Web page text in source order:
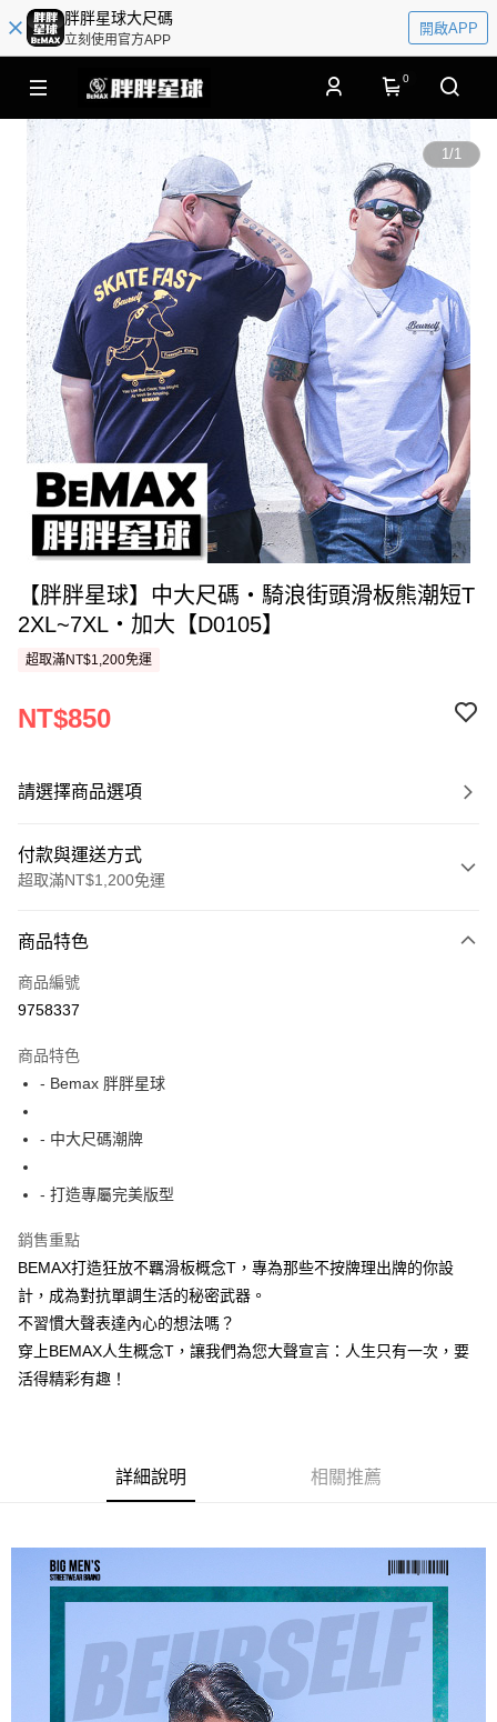
胖胖星球大尺碼
立刻使用官方APP
開啟APP
0
1/1
【胖胖星球】中大尺碼‧騎浪街頭滑板熊潮短T
2XL~7XL‧加大【D0105】
超取滿NT$1,200免運
NT$850
請選擇商品選項
付款與運送方式
超取滿NT$1,200免運
信用卡一次付款
超商取貨付款
Apple Pay
街口支付
AFTEE先享後付
相關說明
AFTEE先享後付是「在收到商品之後才付款」的支付方式。 讓您購物簡單
便利好安心！
１．簡單：不需註冊會員、不需綁卡、不需儲值。
２．便利：只要手機號碼，簡訊認證，即可結帳。
３．安心：先確認商品／服務後，再付款。
３．收到繳費通知簡訊後14天內，點擊此簡訊中的連結，可透過四大超商／
※ 交易是否成功請以「AFTEE先享後付 」之結帳頁面顯示為準，若有關於
是否繳費成功／繳費後需取消欲退款等相關疑問，請聯繫「AFTEE先享後付
https://netprotections.freshdesk.com/support/home
【注意事項】
１．透過由恩沛科技股份有限公司提供之「AFTEE先享後付」服務完成之交
易，需依本服務之必要範圍內提供個人資料，並將交易相關給付款項請求債
權轉讓予恩沛科技股份有限公司。
ATM付款
運送方式
全家付款取貨
每筆NT$150
商品特色
商品編號
9758337
商品特色
- Bemax 胖胖星球
- 中大尺碼潮牌
- 打造專屬完美版型
銷售重點
BEMAX打造狂放不羈滑板概念T，專為那些不按牌理出牌的你設
計，成為對抗單調生活的秘密武器。
不習慣大聲表達內心的想法嗎？
穿上BEMAX人生概念T，讓我們為您大聲宣言：人生只有一次，要
活得精彩有趣！
詳細說明 相關推薦